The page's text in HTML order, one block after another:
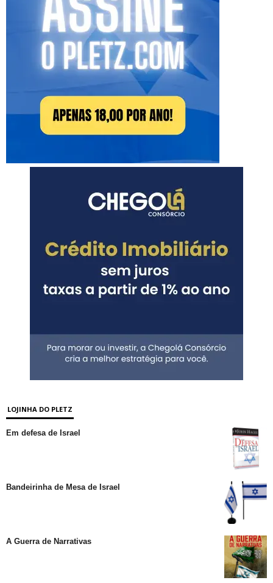
LOJINHA DO PLETZ
Em defesa de Israel
Bandeirinha de Mesa de Israel
A Guerra de Narrativas